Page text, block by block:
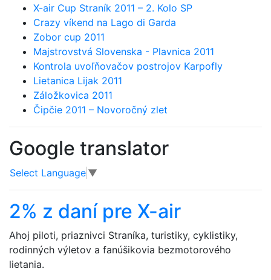
X-air Cup Straník 2011 – 2. Kolo SP
Crazy víkend na Lago di Garda
Zobor cup 2011
Majstrovstvá Slovenska - Plavnica 2011
Kontrola uvoľňovačov postrojov Karpofly
Lietanica Lijak 2011
Záložkovica 2011
Čipčie 2011 – Novoročný zlet
Google translator
Select Language ▼
2% z daní pre X-air
Ahoj piloti, priaznivci Straníka, turistiky, cyklistiky,
rodinných výletov a fanúšikovia bezmotorového
lietania.